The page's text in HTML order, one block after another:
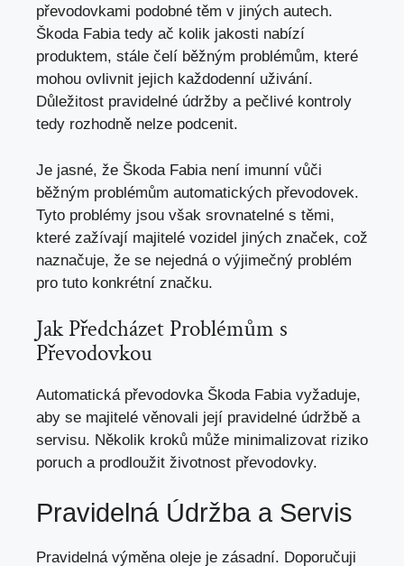
převodovkami podobné těm v jiných autech.
Škoda Fabia tedy ač kolik jakosti nabízí
produktem, stále čelí běžným problémům, které
mohou ovlivnit jejich každodenní uživání.
Důležitost pravidelné údržby a pečlivé kontroly
tedy rozhodně nelze podcenit.
Je jasné, že Škoda Fabia není imunní vůči
běžným problémům automatických převodovek.
Tyto problémy jsou však srovnatelné s těmi,
které zažívají majitelé vozidel jiných značek, což
naznačuje, že se nejedná o výjimečný problém
pro tuto konkrétní značku.
Jak Předcházet Problémům s
Převodovkou
Automatická převodovka Škoda Fabia vyžaduje,
aby se majitelé věnovali její pravidelné údržbě a
servisu. Několik kroků může minimalizovat riziko
poruch a prodloužit životnost převodovky.
Pravidelná Údržba a Servis
Pravidelná výměna oleje je zásadní. Doporučuji